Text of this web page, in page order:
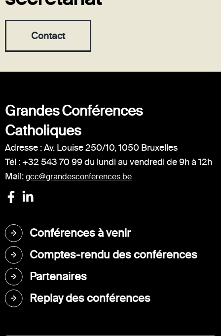
Contact
Grandes Conférences
Catholiques
Adresse : Av. Louise 250/10, 1050 Bruxelles
Tél : +32 543 70 99 du lundi au vendredi de 9h à 12h
Mail: gcc@grandesconferences.be
Conférences à venir
Comptes-rendu des conférences
Partenaires
Replay des conférences